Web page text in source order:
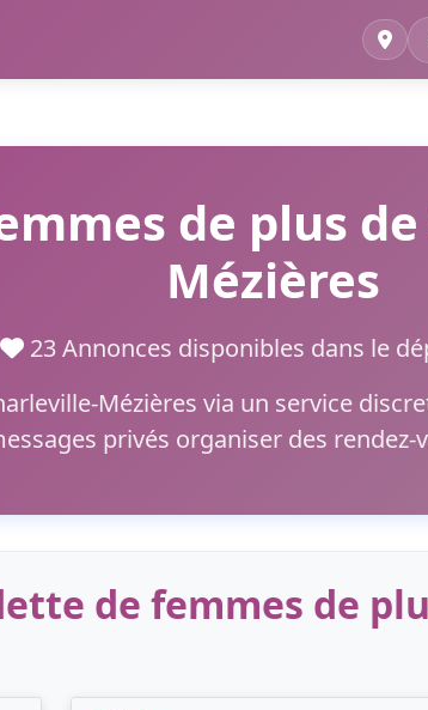
de plus
Mézières
23 Annonces disponibles dans le
Mézières via un service
privés organiser des
de femmes de